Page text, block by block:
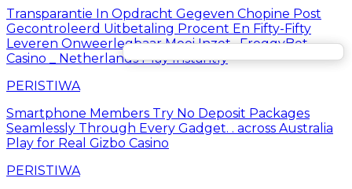
Transparantie In Opdracht Gegeven Chopine Post
Gecontroleerd Uitbetaling Procent En Fifty-Fifty
Leveren Onweerlegbaar Mooi Inzet . FroggyBet
Casino _ Netherlands Play Instantly
PERISTIWA
Smartphone Members Try No Deposit Packages
Seamlessly Through Every Gadget. . across Australia
Play for Real Gizbo Casino
PERISTIWA